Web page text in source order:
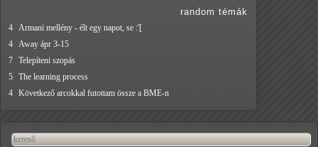
random témák
4 Armani mellény - élt egy napot, se :'[
4 Away ápr 3-15
7 Telepíteni szopás
5 The learning process
4 Következő arcokkal futottam össze a BME-n